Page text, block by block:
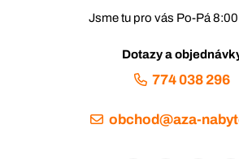
Jsme tu pro vás Po-Pá
Dotazy a
774 038 296
obchod@aza-